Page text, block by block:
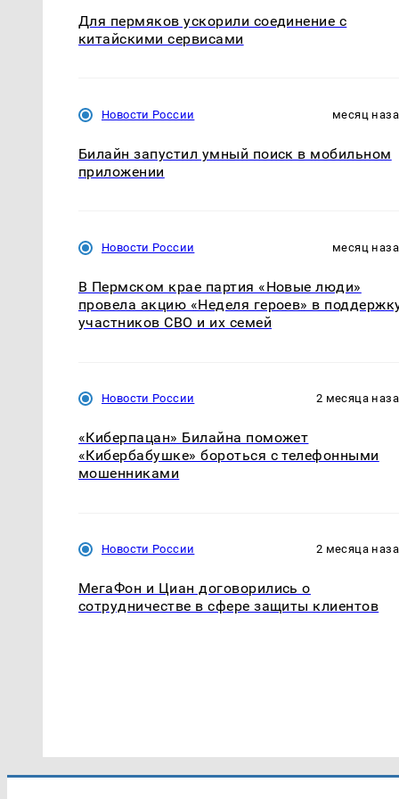
Для пермяков ускорили соединение с
китайскими сервисами
Новости России месяц
Билайн запустил умный поиск в мобильном
приложении
Новости России месяц
В Пермском крае партия «Новые люди»
провела акцию «Неделя героев» в
участников СВО и их семей
Новости России 2 месяца
«Киберпацан» Билайна поможет
«Кибербабушке» бороться с телефонными
мошенниками
Новости России 2 месяца
МегаФон и Циан договорились о
сотрудничестве в сфере защиты клиентов